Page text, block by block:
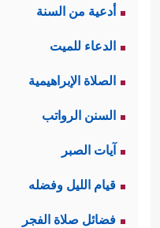
أدعية من السنة
الدعاء للميت
الصلاة الإبراهيمية
السنن الرواتب
آيات الصبر
قيام الليل وفضله
فضائل صلاة الفجر